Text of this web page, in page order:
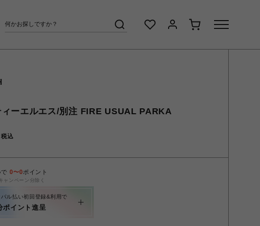
ーエルエス/別注 FIRE USUAL PARKA
税込
0〜0ポイント
ャンペーン分除く
ル払い初回登録&利用で
イント進呈